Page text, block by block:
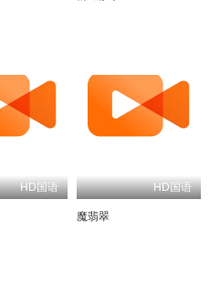
HD国语 HD国语
魔翡翠